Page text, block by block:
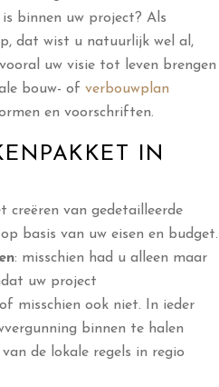
binnen uw project? Als
dat wist u natuurlijk wel al,
uw visie tot leven brengen
bouw- of verbouwplan
en voorschriften.
IN
creëren van gedetailleerde
basis van uw eisen en budget.
: misschien had u alleen maar
uw project
misschien ook niet. In ieder
binnen te halen
de lokale regels in regio